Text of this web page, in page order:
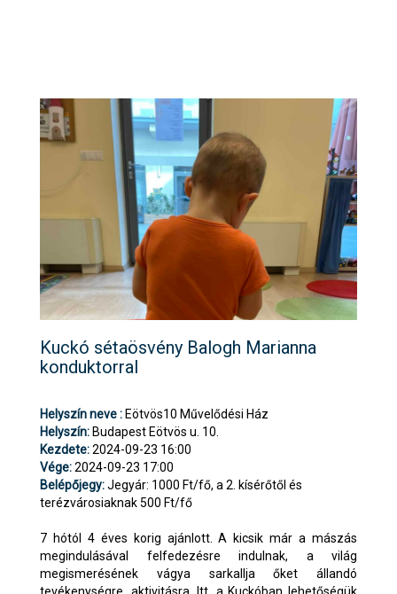
Kuckó sétaösvény Balogh Marianna
konduktorral
Helyszín neve : Eötvös10 Művelődési Ház
Helyszín: Budapest Eötvös u. 10.
Kezdete:2024-09-23 16:00
Vége:2024-09-23 17:00
Belépőjegy:Jegyár: 1000 Ft/fő, a 2. kísérőtől és
terézvárosiaknak 500 Ft/fő
7 hótól 4 éves korig ajánlott. A kicsik már a mászás
megindulásával felfedezésre indulnak, a világ
megismerésének vágya sarkallja őket állandó
tevékenységre, aktivitásra. Itt, a Kuckóban lehetőségük